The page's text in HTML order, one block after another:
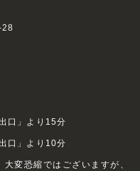
28
口」より15分
口」より10分
変恐縮ではございますが、